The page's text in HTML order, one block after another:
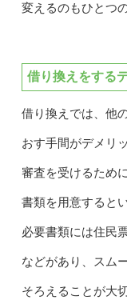
変えるのもひとつ
借り換えをする
借り換えでは、他
おす手間がデメリ
審査を受けるため
書類を用意すると
必要書類には住民
などがあり、スム
そろえることが大